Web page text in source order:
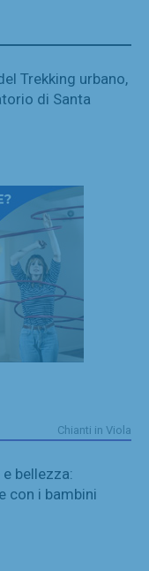
Trekking urbano,
di Santa
Chianti in Viola
e bellezza:
con i bambini